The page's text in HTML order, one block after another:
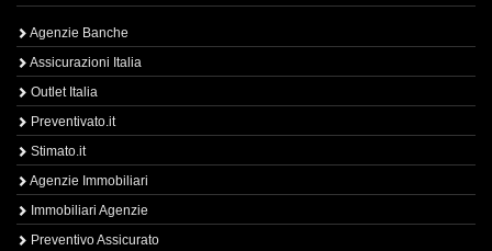
Agenzie Banche
Assicurazioni Italia
Outlet Italia
Preventivato.it
Stimato.it
Agenzie Immobiliari
Immobiliari Agenzie
Preventivo Assicurato